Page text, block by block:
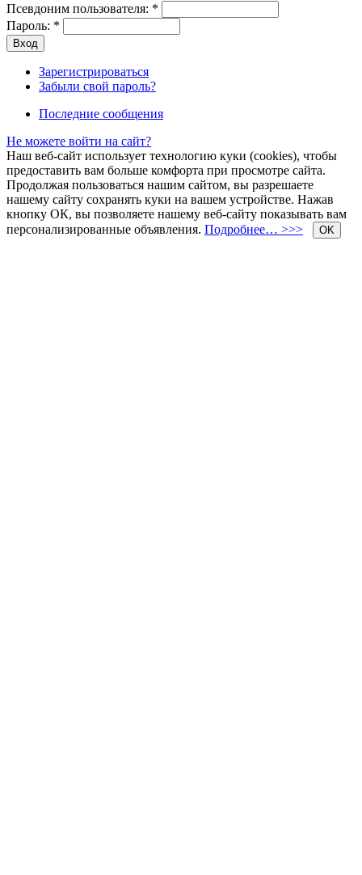
Псевдоним пользователя: *
Пароль: *
Зарегистрироваться
Забыли свой пароль?
Последние сообщения
Не можете войти на сайт?
Наш веб-сайт использует технологию куки (cookies), чтобы
предоставить вам больше комфорта при просмотре сайта.
Продолжая пользоваться нашим сайтом, вы разрешаете
нашему сайту сохранять куки на вашем устройстве. Нажав
кнопку ОК, вы позволяете нашему веб-сайту показывать вам
персонализированные объявления. Подробнее… >>> OK